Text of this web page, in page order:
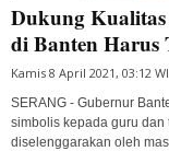
Dukung
di Banten Harus
Kamis 8 April 2021, 03:12
SERANG - Gubernur
simbolis kepada guru dan
diselenggarakan oleh